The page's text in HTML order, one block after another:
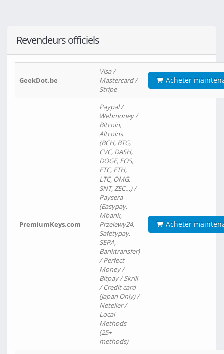
Revendeurs officiels
GeekDot.be
Visa /
Mastercard /
Stripe
Acheter
PremiumKeys.com
Paypal /
Webmoney /
Bitcoin,
Altcoins
(BCH, BTG,
CVC, DASH,
DOGE, EOS,
ETC, ETH,
LTC, OMG,
SNT, ZEC…) /
Paysera
(Easypay,
Mbank,
Przelewy24,
Safetypay,
SEPA,
Banktransfer)
/ Perfect
Money /
Bitpay / Skrill
/ Credit card
(Japan Only) /
Neteller /
Local
Methods
(25+
methods)
Acheter